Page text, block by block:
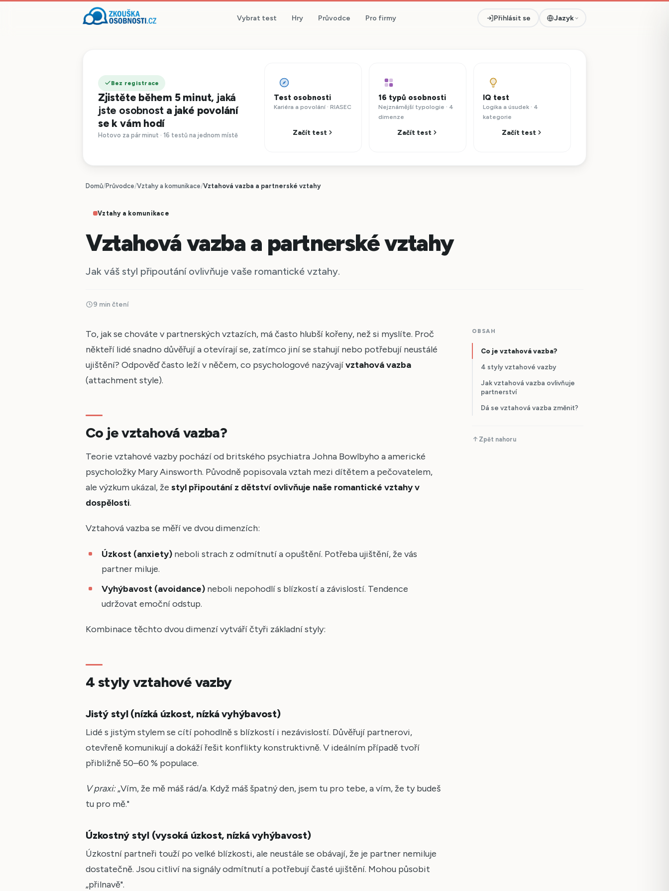
Vybrat test Hry Průvodce Pro firmy Přihlásit se Jazyk
Bez registrace
Zjistěte během 5 minut, jaká
jste osobnost a jaké povolání
se k vám hodí
Hotovo za pár minut · 16 testů na jednom místě
Test osobnosti
Kariéra a povolání · RIASEC
Začít test
16 typů osobnosti
Nejznámější typologie · 4
dimenze
Začít test
IQ test
Logika a úsudek · 4
kategorie
Začít test
Domů/Průvodce/Vztahy a komunikace/Vztahová vazba a partnerské vztahy
Vztahy a komunikace
Vztahová vazba a partnerské vztahy
Jak váš styl připoutání ovlivňuje vaše romantické vztahy.
9 min čtení
To, jak se chováte v partnerských vztazích, má často hlubší kořeny, než si myslíte. Proč
někteří lidé snadno důvěřují a otevírají se, zatímco jiní se stahují nebo potřebují neustálé
ujištění? Odpověď často leží v něčem, co psychologové nazývajívztahová vazba
(attachment style).
Co je vztahová vazba?
Teorie vztahové vazby pochází od britského psychiatra Johna Bowlbyho a americké
psycholožky Mary Ainsworth. Původně popisovala vztah mezi dítětem a pečovatelem,
ale výzkum ukázal, že styl připoutání z dětství ovlivňuje naše romantické vztahy v
dospělosti.
Vztahová vazba se měří ve dvou dimenzích:
Úzkost (anxiety)neboli strach z odmítnutí a opuštění. Potřeba ujištění, že vás
partner miluje.
Vyhýbavost (avoidance)neboli nepohodlí s blízkostí a závislostí. Tendence
udržovat emoční odstup.
Kombinace těchto dvou dimenzí vytváří čtyři základní styly:
4 styly vztahové vazby
Jistý styl (nízká úzkost, nízká vyhýbavost)
Lidé s jistým stylem se cítí pohodlně s blízkostí i nezávislostí. Důvěřují partnerovi,
otevřeně komunikují a dokáží řešit konflikty konstruktivně. V ideálním případě tvoří
přibližně 50–60 % populace.
V praxi:„Vím, že mě máš rád/a. Když máš špatný den, jsem tu pro tebe, a vím, že ty budeš
tu pro mě."
Úzkostný styl (vysoká úzkost, nízká vyhýbavost)
Úzkostní partneři touží po velké blízkosti, ale neustále se obávají, že je partner nemiluje
dostatečně. Jsou citliví na signály odmítnutí a potřebují časté ujištění. Mohou působit
„přilnavě".
OBSAH
Co je vztahová vazba?
4 styly vztahové vazby
Jak vztahová vazba ovlivňuje
partnerství
Dá se vztahová vazba změnit?
Zpět nahoru